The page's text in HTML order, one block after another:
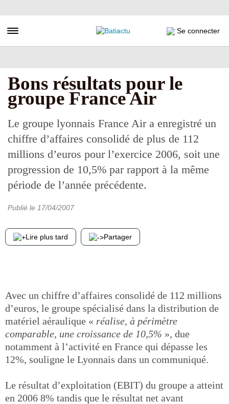
au
principal
Toggle navigation Se connecter
Bons résultats pour le
groupe France Air
Le groupe lyonnais France Air a enregistré un
chiffre d’affaires consolidé de plus de 112
millions d’euros pour l’exercice 2006, soit une
progression de 10,5% par rapport à la même
période de l’année précédente.
Publié le 17/04/2007
Lire plus tard Partager
Avec un chiffre d’affaires consolidé de 112 millions
d’euros, le groupe spécialisé dans la distribution de
matériel aéraulique « réalise, à périmètre
comparable, une croissance de 10,5% », due
notamment à l’activité en France qui dépasse les
12%, souligne le Lyonnais dans un communiqué.
Le résultat d’exploitation (EBIT) du groupe a atteint
en 2006 8% tandis que le résultat net avant